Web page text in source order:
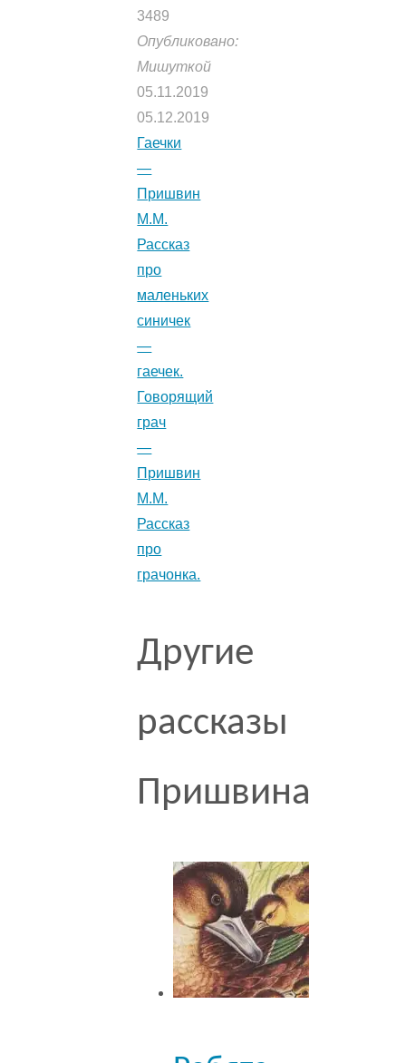
3489
Опубликовано:
Мишуткой
05.11.2019
05.12.2019
Гаечки
—
Пришвин
М.М.
Рассказ
про
маленьких
синичек
—
гаечек.
Говорящий
грач
—
Пришвин
М.М.
Рассказ
про
грачонка.
Другие
рассказы
Пришвина